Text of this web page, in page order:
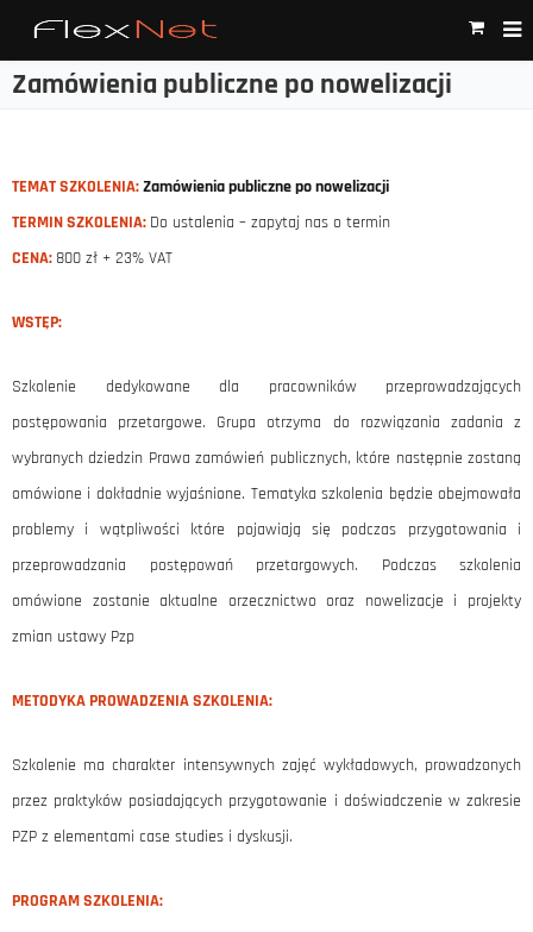
Zamówienia publiczne po nowelizacji
TEMAT SZKOLENIA:Zamówienia publiczne po nowelizacji
TERMIN SZKOLENIA: Do ustalenia – zapytaj nas o termin
CENA: 800 zł + 23% VAT
WSTĘP:
Szkolenie dedykowane dla pracowników przeprowadzających
postępowania przetargowe. Grupa otrzyma do rozwiązania zadania z
wybranych dziedzin Prawa zamówień publicznych, które następnie zostaną
omówione i dokładnie wyjaśnione. Tematyka szkolenia będzie obejmowała
problemy i wątpliwości które pojawiają się podczas przygotowania i
przeprowadzania postępowań przetargowych. Podczas szkolenia
omówione zostanie aktualne orzecznictwo oraz nowelizacje i projekty
zmian ustawy Pzp
METODYKA PROWADZENIA SZKOLENIA:
Szkolenie ma charakter intensywnych zajęć wykładowych, prowadzonych
przez praktyków posiadających przygotowanie i doświadczenie w zakresie
PZP z elementami case studies i dyskusji.
PROGRAM SZKOLENIA: